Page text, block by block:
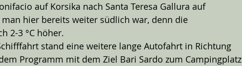
auf Korsika nach Santa Teresa Gallura auf
hier bereits weiter südlich war, denn die
2-3 °C höher.
stand eine weitere lange Autofahrt in Richtung
Programm mit dem Ziel Bari Sardo zum Campingplatz